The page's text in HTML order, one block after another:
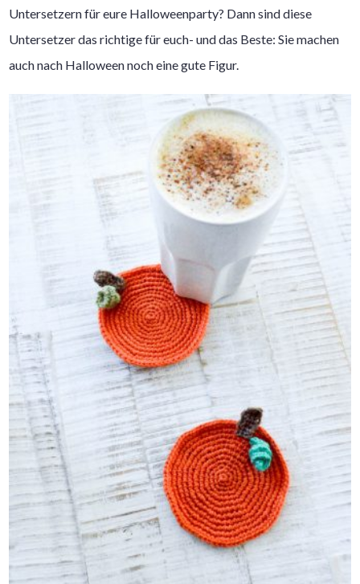
Untersetzern für eure Halloweenparty? Dann sind diese
Untersetzer das richtige für euch- und das Beste: Sie machen
auch nach Halloween noch eine gute Figur.